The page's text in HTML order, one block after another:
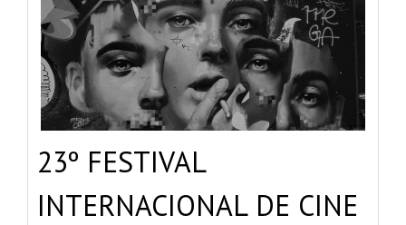
23º FESTIVAL
INTERNACIONAL DE CINE